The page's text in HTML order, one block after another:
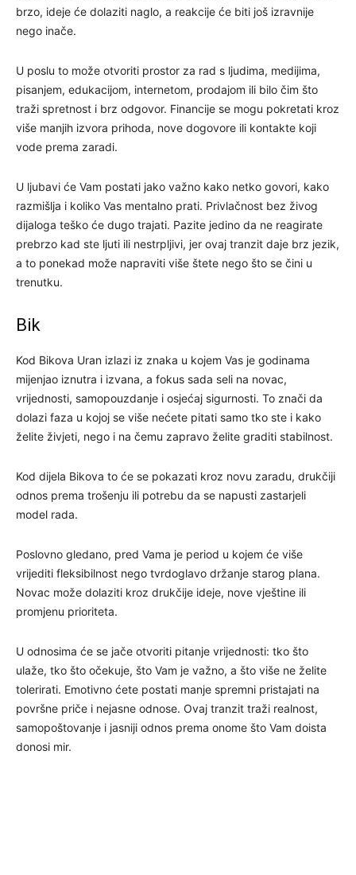
brzo, ideje će dolaziti naglo, a reakcije će biti još izravnije
nego inače.
U poslu to može otvoriti prostor za rad s ljudima, medijima,
pisanjem, edukacijom, internetom, prodajom ili bilo čim što
traži spretnost i brz odgovor. Financije se mogu pokretati kroz
više manjih izvora prihoda, nove dogovore ili kontakte koji
vode prema zaradi.
U ljubavi će Vam postati jako važno kako netko govori, kako
razmišlja i koliko Vas mentalno prati. Privlačnost bez živog
dijaloga teško će dugo trajati. Pazite jedino da ne reagirate
prebrzo kad ste ljuti ili nestrpljivi, jer ovaj tranzit daje brz jezik,
a to ponekad može napraviti više štete nego što se čini u
trenutku.
Bik
Kod Bikova Uran izlazi iz znaka u kojem Vas je godinama
mijenjao iznutra i izvana, a fokus sada seli na novac,
vrijednosti, samopouzdanje i osjećaj sigurnosti. To znači da
dolazi faza u kojoj se više nećete pitati samo tko ste i kako
želite živjeti, nego i na čemu zapravo želite graditi stabilnost.
Kod dijela Bikova to će se pokazati kroz novu zaradu, drukčiji
odnos prema trošenju ili potrebu da se napusti zastarjeli
model rada.
Poslovno gledano, pred Vama je period u kojem će više
vrijediti fleksibilnost nego tvrdoglavo držanje starog plana.
Novac može dolaziti kroz drukčije ideje, nove vještine ili
promjenu prioriteta.
U odnosima će se jače otvoriti pitanje vrijednosti: tko što
ulaže, tko što očekuje, što Vam je važno, a što više ne želite
tolerirati. Emotivno ćete postati manje spremni pristajati na
površne priče i nejasne odnose. Ovaj tranzit traži realnost,
samopoštovanje i jasniji odnos prema onome što Vam doista
donosi mir.